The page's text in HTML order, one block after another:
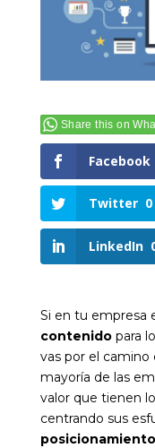
Share this on
Facebook
Twitter 0
LinkedIn
Si en tu empresa
contenidopara
vas por el camino
mayoría de las
valor que tienen
centrando sus